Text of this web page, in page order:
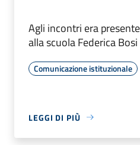
Agli incontri era
alla scuola Federica Bosi
Comunicazione istituzionale
LEGGI DI PIÙ